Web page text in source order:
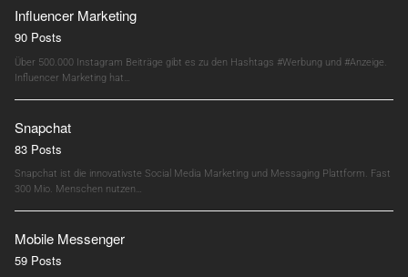
Influencer Marketing
90 Posts
Über 500.000 Instagram Beiträge gibt es zu den Hashtags #Werbung und #Anzeige.
Influencer Marketing hat…
Snapchat
83 Posts
Snapchat ist die innovativste Social Media Marketing und Messaging Plattform. Fast
300 Mio. Menschen nutzen…
Mobile Messenger
59 Posts